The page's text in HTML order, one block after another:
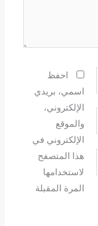
احفظ
اسمي، بريدي
الإلكتروني،
والموقع
الإلكتروني في
هذا المتصفح
لاستخدامها
المرة المقبلة